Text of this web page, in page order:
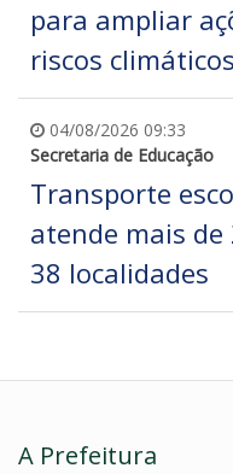
para ampliar
riscos climáticos
04/08/2026 09:33
Secretaria de Educação
Transporte
atende mais
38 localidades
A Prefeitura